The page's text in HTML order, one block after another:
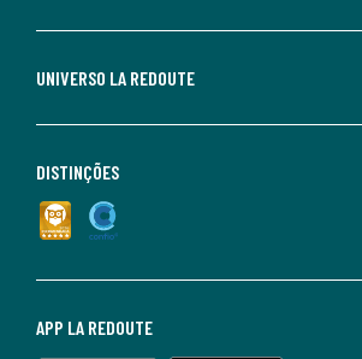
UNIVERSO LA REDOUTE
APP LA REDOUTE
DISTINÇÕES